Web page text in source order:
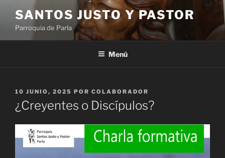
contenido
SANTOS JUSTO Y PASTOR
Parroquia de Parla
Menú
PUBLICADO
EL
10 JUNIO, 2025 POR COLABORADOR
¿Creyentes o Discípulos?